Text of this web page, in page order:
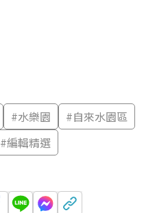
#水樂園 #自來水園區
#編輯精選